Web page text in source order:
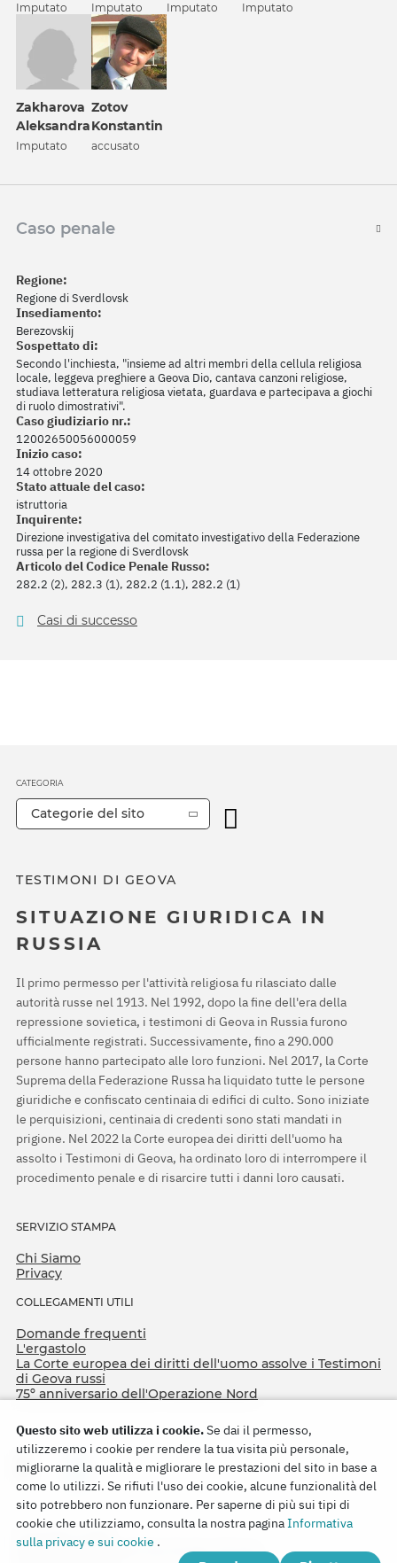
Imputato Imputato Imputato Imputato
Zakharova
Aleksandra
Imputato
Zotov
Konstantin
accusato
Caso penale
Regione:
Regione di Sverdlovsk
Insediamento:
Berezovskij
Sospettato di:
Secondo l'inchiesta, "insieme ad altri membri della cellula religiosa
locale, leggeva preghiere a Geova Dio, cantava canzoni religiose,
studiava letteratura religiosa vietata, guardava e partecipava a giochi
di ruolo dimostrativi".
Caso giudiziario nr.:
12002650056000059
Inizio caso:
14 ottobre 2020
Stato attuale del caso:
istruttoria
Inquirente:
Direzione investigativa del comitato investigativo della Federazione
russa per la regione di Sverdlovsk
Articolo del Codice Penale Russo:
282.2 (2), 282.3 (1), 282.2 (1.1), 282.2 (1)
Casi di successo
TESTIMONI DI GEOVA
SITUAZIONE GIURIDICA IN
RUSSIA
Il primo permesso per l'attività religiosa fu rilasciato dalle
autorità russe nel 1913. Nel 1992, dopo la fine dell'era della
repressione sovietica, i testimoni di Geova in Russia furono
ufficialmente registrati. Successivamente, fino a 290.000
persone hanno partecipato alle loro funzioni. Nel 2017, la Corte
Suprema della Federazione Russa ha liquidato tutte le persone
giuridiche e confiscato centinaia di edifici di culto. Sono iniziate
le perquisizioni, centinaia di credenti sono stati mandati in
prigione. Nel 2022 la Corte europea dei diritti dell'uomo ha
assolto i Testimoni di Geova, ha ordinato loro di interrompere il
procedimento penale e di risarcire tutti i danni loro causati.
SERVIZIO STAMPA
Chi Siamo
Privacy
COLLEGAMENTI UTILI
Domande frequenti
L'ergastolo
La Corte europea dei diritti dell'uomo assolve i Testimoni
di Geova russi
75º anniversario dell'Operazione Nord
CATEGORIA
Categorie del sito
Copyright © 2026
Watch Tower Bible and Tract Society of Korea.
Questo sito web utilizza i cookie.Se dai il permesso,
utilizzeremo i cookie per rendere la tua visita più personale,
migliorarne la qualità e migliorare le prestazioni del sito in base a
come lo utilizzi. Se rifiuti l'uso dei cookie, alcune funzionalità del
sito potrebbero non funzionare. Per saperne di più sui tipi di
cookie che utilizziamo, consulta la nostra paginaInformativa
sulla privacy e sui cookie .